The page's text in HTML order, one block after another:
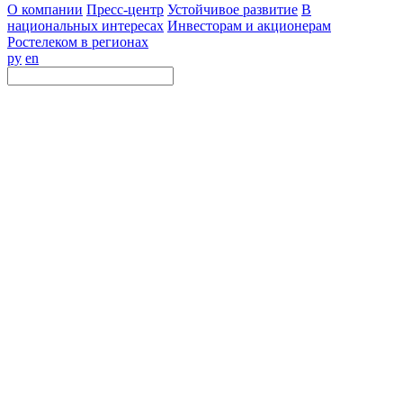
О компании Пресс-центр Устойчивое развитие В
национальных интересах Инвесторам и акционерам
Ростелеком в регионах
ру en